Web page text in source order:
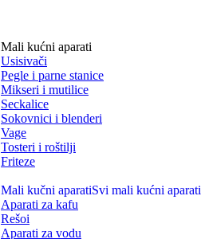
Mali kućni aparati
Usisivači
Pegle i parne stanice
Mikseri i mutilice
Seckalice
Sokovnici i blenderi
Vage
Tosteri i roštilji
Friteze
Mali kučni aparatiSvi mali kućni aparati
Aparati za kafu
Rešoi
Aparati za vodu